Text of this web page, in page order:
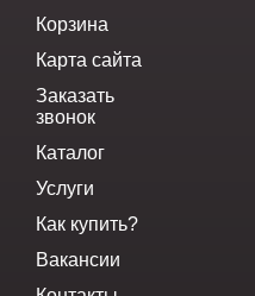
Корзина
Карта сайта
Заказать
звонок
Каталог
Услуги
Как купить?
Вакансии